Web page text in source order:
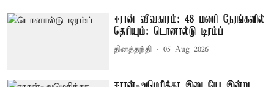
ஈரான் விவகாரம்: 48 மணி நேரங்களில்
தெரியும்: டொனால்டு டிரம்ப்
தினத்தந்தி 05 Aug 2026